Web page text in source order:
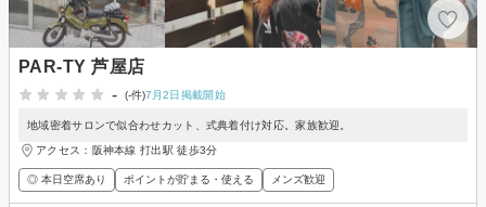
PAR-TY 芦屋店
-
(-件)7月2日掲載開始
地域密着サロンで似合わせカット、式典着付け対応。家族歓迎。
アクセス：阪神本線 打出駅 徒歩3分
◎ 本日空席あり ポイントが貯まる・使える メンズ歓迎